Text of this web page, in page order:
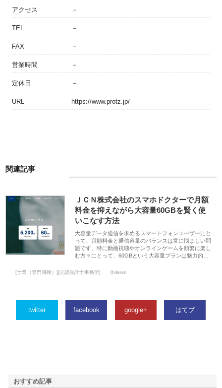
アクセス －
TEL －
FAX －
営業時間 －
定休日 －
URL https://www.protz.jp/
関連記事
ＪＣＮ株式会社のスマホドクターで月額
料金を抑えながら大容量60GBを賢く使
いこなす方法
大容量データ通信を求めるスマートフォンユーザーにと
って、月額料金と通信容量のバランスは常に悩ましい問
題です。特に動画視聴やオンラインゲームを頻繁に楽し
む方々にとって、60GBという大容量プランは魅力的…
[士業（専門職種）][公認会計士事務所] 0views
twitter facebook google+ はてブ
おすすめ記事